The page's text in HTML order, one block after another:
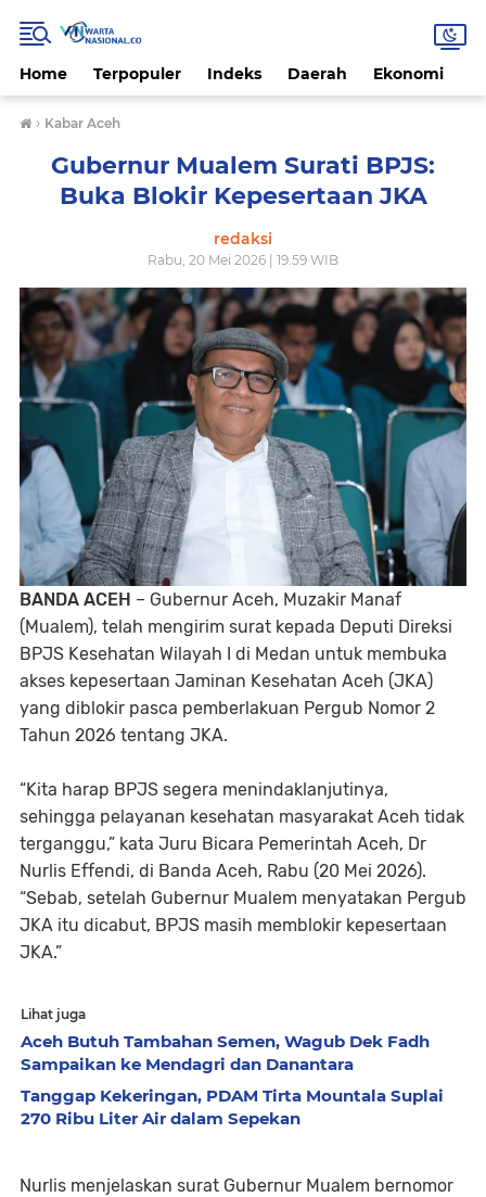
Home Terpopuler Indeks Daerah Ekonomi
› Kabar Aceh
Gubernur Mualem Surati BPJS:
Buka Blokir Kepesertaan JKA
redaksi
Rabu, 20 Mei 2026 | 19.59 WIB
BANDA ACEH – Gubernur Aceh, Muzakir Manaf
(Mualem), telah mengirim surat kepada Deputi Direksi
BPJS Kesehatan Wilayah I di Medan untuk membuka
akses kepesertaan Jaminan Kesehatan Aceh (JKA)
yang diblokir pasca pemberlakuan Pergub Nomor 2
Tahun 2026 tentang JKA.
“Kita harap BPJS segera menindaklanjutinya,
sehingga pelayanan kesehatan masyarakat Aceh tidak
terganggu,” kata Juru Bicara Pemerintah Aceh, Dr
Nurlis Effendi, di Banda Aceh, Rabu (20 Mei 2026).
“Sebab, setelah Gubernur Mualem menyatakan Pergub
JKA itu dicabut, BPJS masih memblokir kepesertaan
JKA.”
Lihat juga
Aceh Butuh Tambahan Semen, Wagub Dek Fadh
Sampaikan ke Mendagri dan Danantara
Tanggap Kekeringan, PDAM Tirta Mountala Suplai
270 Ribu Liter Air dalam Sepekan
Nurlis menjelaskan surat Gubernur Mualem bernomor